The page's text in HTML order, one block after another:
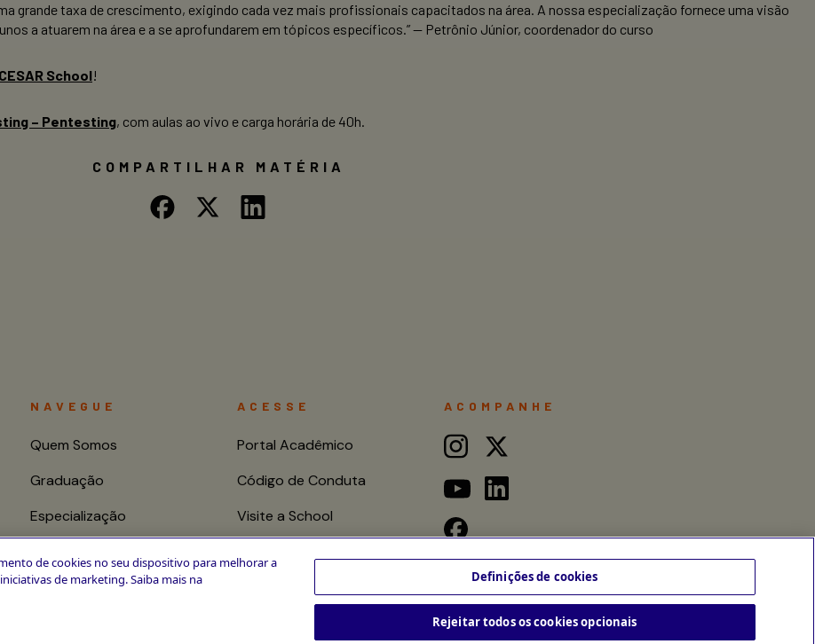
grande taxa de crescimento, exigindo cada vez mais profissionais capacitados na área. A nossa especialização fornece uma visão
a atuarem na área e a se aprofundarem em tópicos específicos.” — Petrônio Júnior, coordenador do curso
School!
– Pentesting, com aulas ao vivo e carga horária de 40h.
COMPARTILHAR MATÉRIA
NAVEGUE
Quem Somos
Graduação
Especialização
Cursos de Curta
ACESSE
Portal Acadêmico
Código de Conduta
Visite a School
ACOMPANHE
de cookies no seu dispositivo para melhorar a
de marketing. Saiba mais na
Definições de cookies
Rejeitar todos os cookies opcionais